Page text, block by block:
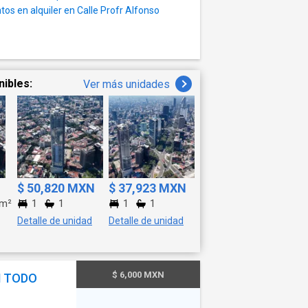
en alquiler en Calle Profr Alfonso
Ver más unidades
$ 50,820 MXN
1 1
Detalle de unidad
$ 37,923 MXN
1 1
Detalle de unidad
TODO
$ 6,000 MXN